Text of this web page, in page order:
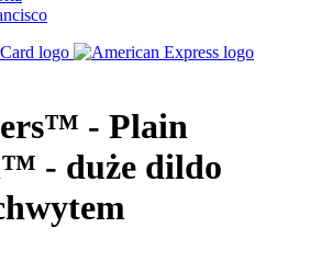
- Plain
- duże dildo